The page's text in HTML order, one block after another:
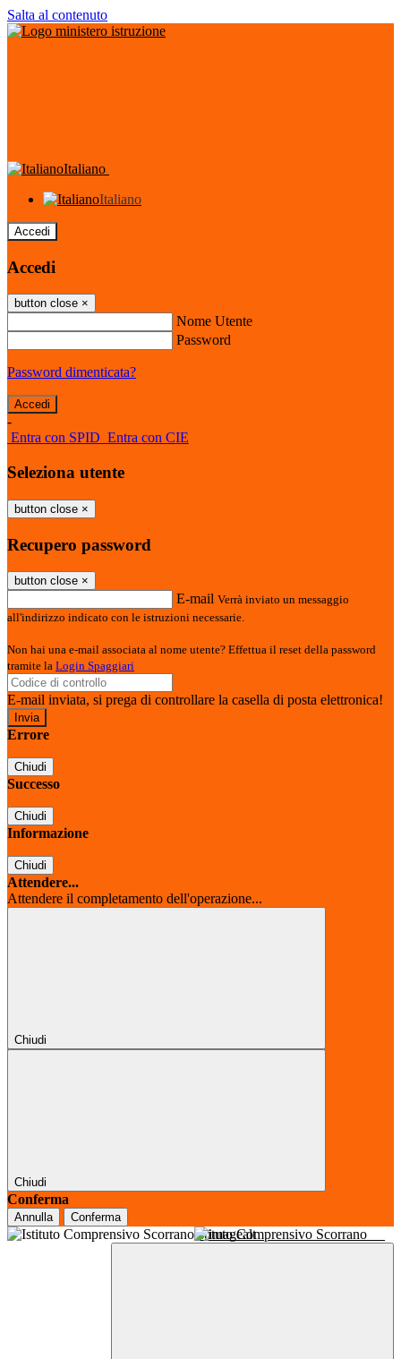
Salta al contenuto
Italiano
Italiano
Accedi
Accedi
button close ×
Nome Utente
Password
Password dimenticata?
-
Entra con SPID Entra con CIE
Seleziona utente
button close ×
Recupero password
button close ×
E-mail Verrà inviato un messaggio
all'indirizzo indicato con le istruzioni necessarie.
Non hai una e-mail associata al nome utente? Effettua il reset della password
tramite la Login Spaggiari
E-mail inviata, si prega di controllare la casella di posta elettronica!
Errore
Chiudi
Successo
Chiudi
Informazione
Chiudi
Attendere...
Attendere il completamento dell'operazione...
Chiudi
Chiudi
Conferma
Annulla Conferma
Istituto Comprensivo Scorrano